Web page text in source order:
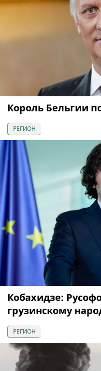
Король Бельгии
РЕГИОН
Кобахидзе:
грузинскому
РЕГИОН